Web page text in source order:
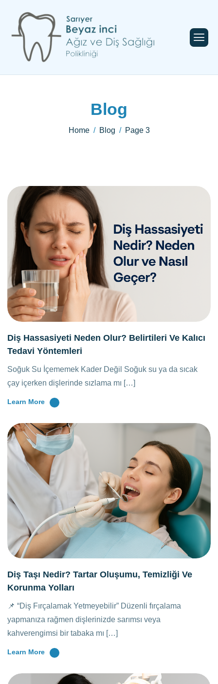
Blog
Home Blog Page 3
Diş Hassasiyeti Neden Olur? Belirtileri Ve Kalıcı
Tedavi Yöntemleri
Soğuk Su İçememek Kader Değil Soğuk su ya da sıcak
çay içerken dişlerinde sızlama mı […]
Learn More
Diş Taşı Nedir? Tartar Oluşumu, Temizliği Ve
Korunma Yolları
📌 “Diş Fırçalamak Yetmeyebilir” Düzenli fırçalama
yapmanıza rağmen dişlerinizde sarımsı veya
kahverengimsi bir tabaka mı […]
Learn More